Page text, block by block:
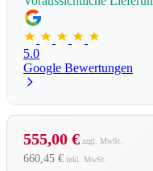
5.0
Google Bewertungen
660,45 €
555,00 €